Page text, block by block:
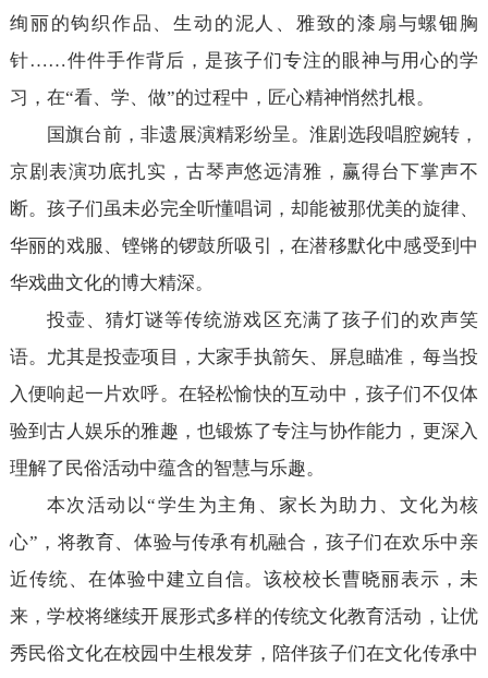
绚丽的钩织作品、生动的泥人、雅致的漆扇与螺钿胸
针……件件手作背后，是孩子们专注的眼神与用心的学
习，在“看、学、做”的过程中，匠心精神悄然扎根。
国旗台前，非遗展演精彩纷呈。淮剧选段唱腔婉转，
京剧表演功底扎实，古琴声悠远清雅，赢得台下掌声不
断。孩子们虽未必完全听懂唱词，却能被那优美的旋律、
华丽的戏服、铿锵的锣鼓所吸引，在潜移默化中感受到中
华戏曲文化的博大精深。
投壶、猜灯谜等传统游戏区充满了孩子们的欢声笑
语。尤其是投壶项目，大家手执箭矢、屏息瞄准，每当投
入便响起一片欢呼。在轻松愉快的互动中，孩子们不仅体
验到古人娱乐的雅趣，也锻炼了专注与协作能力，更深入
理解了民俗活动中蕴含的智慧与乐趣。
本次活动以“学生为主角、家长为助力、文化为核
心”，将教育、体验与传承有机融合，孩子们在欢乐中亲
近传统、在体验中建立自信。该校校长曹晓丽表示，未
来，学校将继续开展形式多样的传统文化教育活动，让优
秀民俗文化在校园中生根发芽，陪伴孩子们在文化传承中